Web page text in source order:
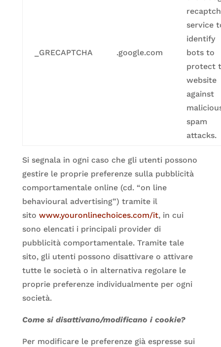
_GRECAPTCHA .google.com
service
identify
bots to
protect
website
against
spam
attacks.
Si segnala in ogni caso che gli utenti possono
gestire le proprie preferenze sulla pubblicità
comportamentale online (cd. “on line
behavioural advertising”) tramite il
sito www.youronlinechoices.com/it, in cui
sono elencati i principali provider di
pubblicità comportamentale. Tramite tale
sito, gli utenti possono disattivare o attivare
tutte le società o in alternativa regolare le
proprie preferenze individualmente per ogni
società.
Come si disattivano/modificano i cookie?
Per modificare le preferenze già espresse sui